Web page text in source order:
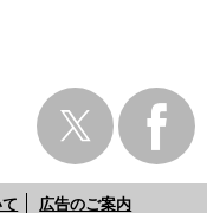
広告のご案内